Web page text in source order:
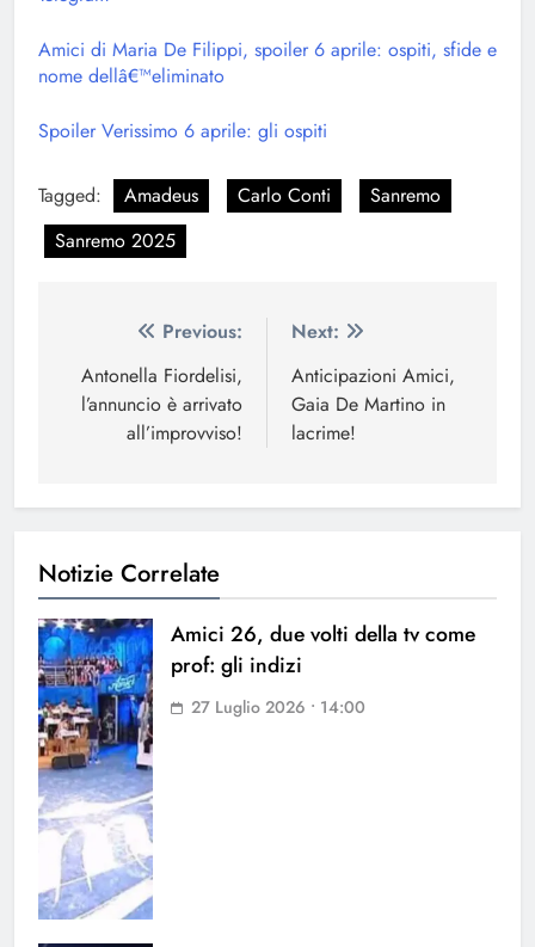
Amici di Maria De Filippi, spoiler 6 aprile: ospiti, sfide e
nome dellâ€™eliminato
Spoiler Verissimo 6 aprile: gli ospiti
Tagged: Amadeus Carlo Conti
Sanremo
Sanremo 2025
Navigazione
articoli
Previous:
Antonella Fiordelisi,
l’annuncio è arrivato
all’improvviso!
Next:
Anticipazioni Amici,
Gaia De Martino in
lacrime!
Notizie Correlate
Amici 26, due volti della tv come
prof: gli indizi
27 Luglio 2026 • 14:00